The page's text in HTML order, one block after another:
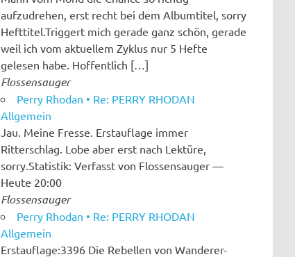
aufzudrehen, erst recht bei dem Albumtitel, sorry
Hefttitel.Triggert mich gerade ganz schön, gerade
weil ich vom aktuellem Zyklus nur 5 Hefte
gelesen habe. Hoffentlich […]
Flossensauger
Perry Rhodan • Re: PERRY RHODAN
Allgemein
Jau. Meine Fresse. Erstauflage immer
Ritterschlag. Lobe aber erst nach Lektüre,
sorry.Statistik: Verfasst von Flossensauger —
Heute 20:00
Flossensauger
Perry Rhodan • Re: PERRY RHODAN
Allgemein
Erstauflage:3396 Die Rebellen von Wanderer-